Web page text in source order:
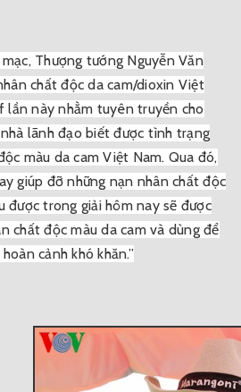
Thượng tướng Nguyễn Văn
chấtđộc da cam/dioxin Việt
lần này nhằm tuyên truyền cho
lãnh đạo biết được tình trạng
màu da cam Việt Nam. Qua đó,
giúp đỡ những nạn nhân chất độc
được trong giải hôm nay sẽ được
chất độc màu da cam và dùng để
cảnh khó khăn.”